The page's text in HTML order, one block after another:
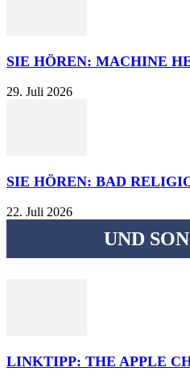
SIE HÖREN: MACHINE
29. Juli 2026
SIE HÖREN: BAD
22. Juli 2026
UND
LINKTIPP: THE APPLE